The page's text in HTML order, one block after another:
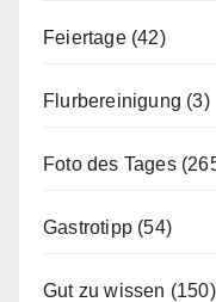
Feiertage(42)
Flurbereinigung (3)
Foto des Tages
Gastrotipp (54)
Gut zu wissen (150)